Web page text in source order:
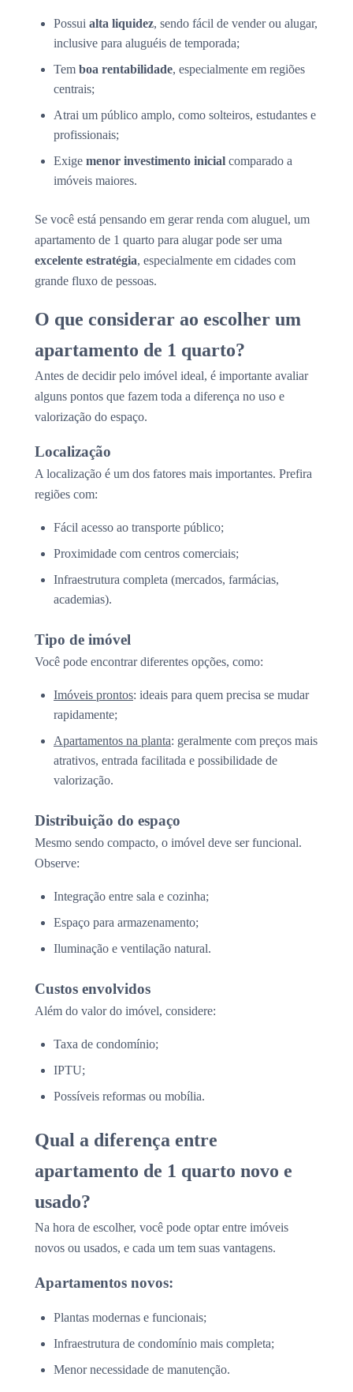
Possui alta liquidez, sendo fácil de vender ou alugar,
inclusive para aluguéis de temporada;
Tem boa rentabilidade, especialmente em regiões
centrais;
Atrai um público amplo, como solteiros, estudantes e
profissionais;
Exige menor investimento inicial comparado a
imóveis maiores.
Se você está pensando em gerar renda com aluguel, um
apartamento de 1 quarto para alugar pode ser uma
excelente estratégia, especialmente em cidades com
grande fluxo de pessoas.
O que considerar ao escolher um
apartamento de 1 quarto?
Antes de decidir pelo imóvel ideal, é importante avaliar
alguns pontos que fazem toda a diferença no uso e
valorização do espaço.
Localização
A localização é um dos fatores mais importantes. Prefira
regiões com:
Fácil acesso ao transporte público;
Proximidade com centros comerciais;
Infraestrutura completa (mercados, farmácias,
academias).
Tipo de imóvel
Você pode encontrar diferentes opções, como:
Imóveis prontos: ideais para quem precisa se mudar
rapidamente;
Apartamentos na planta: geralmente com preços mais
atrativos, entrada facilitada e possibilidade de
valorização.
Distribuição do espaço
Mesmo sendo compacto, o imóvel deve ser funcional.
Observe:
Integração entre sala e cozinha;
Espaço para armazenamento;
Iluminação e ventilação natural.
Custos envolvidos
Além do valor do imóvel, considere:
Taxa de condomínio;
IPTU;
Possíveis reformas ou mobília.
Qual a diferença entre
apartamento de 1 quarto novo e
usado?
Na hora de escolher, você pode optar entre imóveis
novos ou usados, e cada um tem suas vantagens.
Apartamentos novos:
Plantas modernas e funcionais;
Infraestrutura de condomínio mais completa;
Menor necessidade de manutenção.